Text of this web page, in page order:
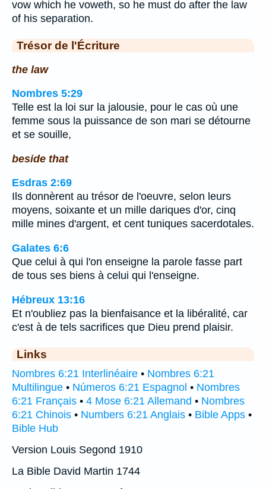
vow which he voweth, so he must do after the law
of his separation.
Trésor de l'Écriture
the law
Nombres 5:29
Telle est la loi sur la jalousie, pour le cas où une
femme sous la puissance de son mari se détourne
et se souille,
beside that
Esdras 2:69
Ils donnèrent au trésor de l'oeuvre, selon leurs
moyens, soixante et un mille dariques d'or, cinq
mille mines d'argent, et cent tuniques sacerdotales.
Galates 6:6
Que celui à qui l'on enseigne la parole fasse part
de tous ses biens à celui qui l'enseigne.
Hébreux 13:16
Et n'oubliez pas la bienfaisance et la libéralité, car
c'est à de tels sacrifices que Dieu prend plaisir.
Links
Nombres 6:21 Interlinéaire • Nombres 6:21
Multilingue • Números 6:21 Espagnol • Nombres
6:21 Français • 4 Mose 6:21 Allemand • Nombres
6:21 Chinois • Numbers 6:21 Anglais • Bible Apps •
Bible Hub
Version Louis Segond 1910
La Bible David Martin 1744